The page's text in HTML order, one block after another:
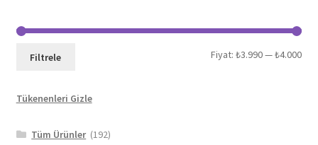
En
En
Filtrele Fiyat:₺3.990—₺4.000
Tükenenleri Gizle
Tüm Ürünler (192)